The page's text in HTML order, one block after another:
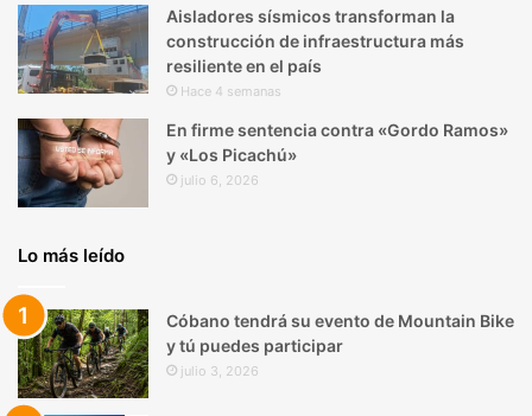
Aisladores sísmicos transforman la
construcción de infraestructura más
resiliente en el país
Hace 4 semanas
En firme sentencia contra «Gordo Ramos»
y «Los Picachú»
julio 6, 2026
Lo más leído
Cóbano tendrá su evento de Mountain Bike
y tú puedes participar
julio 3, 2026